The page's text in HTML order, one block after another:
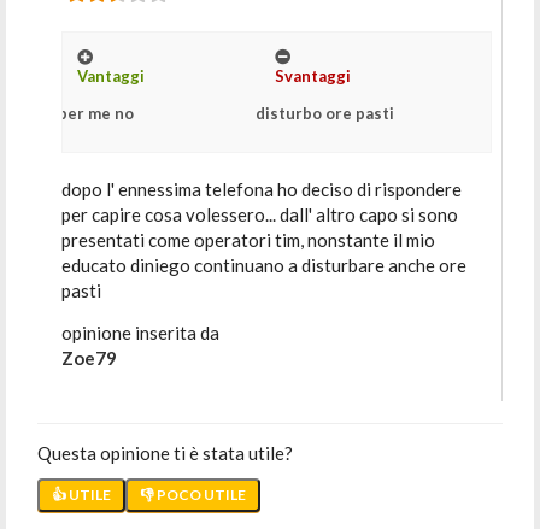
Vantaggi
per me no
Svantaggi
disturbo ore pasti
dopo l' ennessima telefona ho deciso di rispondere
per capire cosa volessero... dall' altro capo si sono
presentati come operatori tim, nonstante il mio
educato diniego continuano a disturbare anche ore
pasti
opinione inserita da
Zoe79
Questa opinione ti è stata utile?
👍 UTILE 👎 POCO UTILE